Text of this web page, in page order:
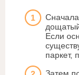
Если
паркет,
Затем